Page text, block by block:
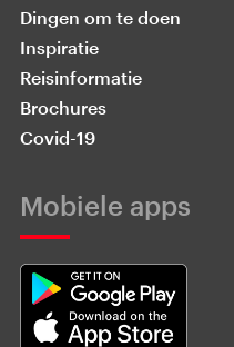
Dingen om te doen
Inspiratie
Reisinformatie
Brochures
Covid-19
Mobiele apps